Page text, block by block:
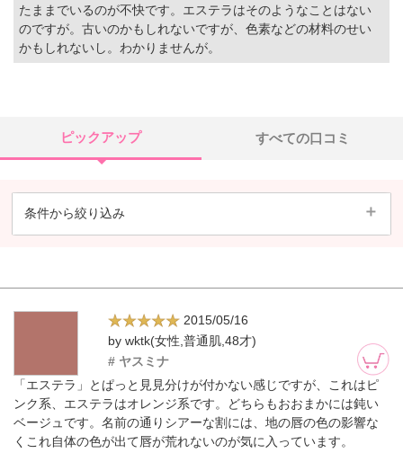
たままでいるのが不快です。エステラはそのようなことはない
のですが。古いのかもしれないですが、色素などの材料のせい
かもしれないし。わかりませんが。
ピックアップ すべての口コミ
条件から絞り込み
2015/05/16
by wktk(女性,普通肌,48才)
# ヤスミナ
「エステラ」とぱっと見見分けが付かない感じですが、これはピ
ンク系、エステラはオレンジ系です。どちらもおおまかには鈍い
ベージュです。名前の通りシアーな割には、地の唇の色の影響な
くこれ自体の色が出て唇が荒れないのが気に入っています。